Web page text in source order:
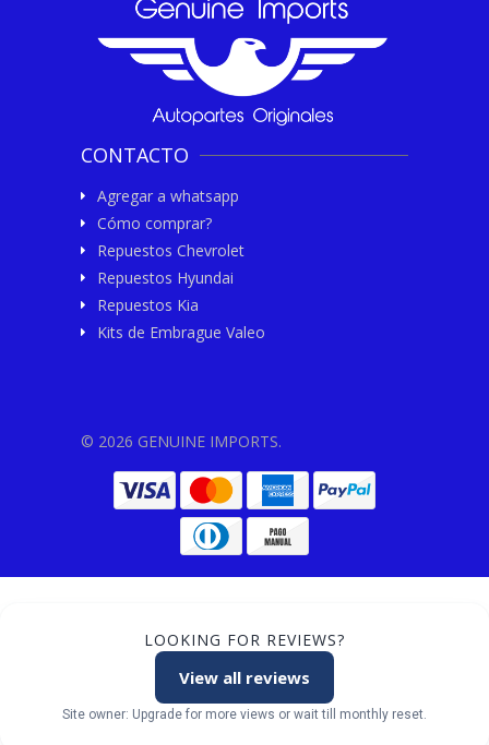
CONTACTO
Agregar a whatsapp
Cómo comprar?
Repuestos Chevrolet
Repuestos Hyundai
Repuestos Kia
Kits de Embrague Valeo
© 2026 GENUINE IMPORTS.
LOOKING FOR REVIEWS?
View all reviews
Site owner: Upgrade for more views or wait till monthly reset.